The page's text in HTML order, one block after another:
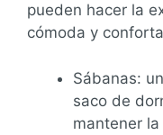
pueden hacer la
cómoda y
Sábanas:
saco de
mantener